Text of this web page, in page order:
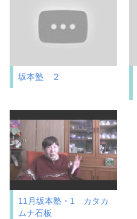
坂本塾 ２
11月坂本塾・1 カタカ
ムナ石板